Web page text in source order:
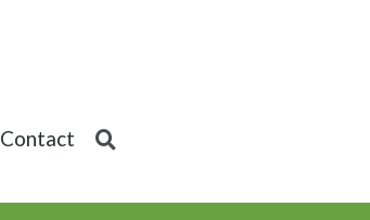
Contact